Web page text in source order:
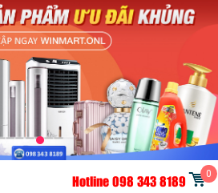
Hotline 098 343 8189 0